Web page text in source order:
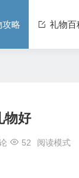
攻略 礼物百
物好
52 阅读模式